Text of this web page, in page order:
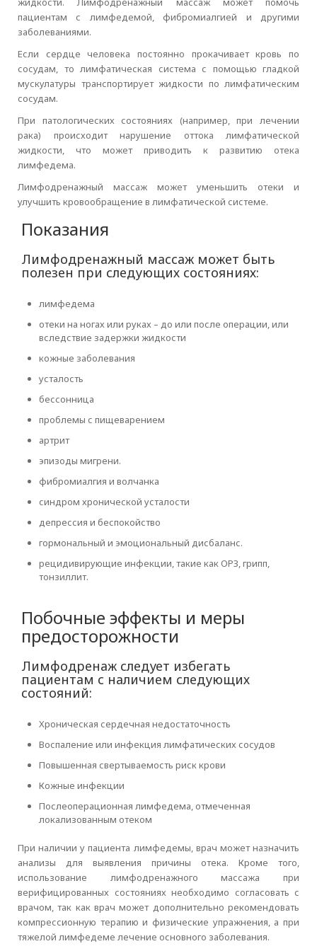
пациентам с лимфедемой, фибромиалгией и другими
заболеваниями.
Если сердце человека постоянно прокачивает кровь по
сосудам, то лимфатическая система с помощью гладкой
мускулатуры транспортирует жидкости по лимфатическим
сосудам.
При патологических состояниях (например, при лечении
рака) происходит нарушение оттока лимфатической
жидкости, что может приводить к развитию отека
лимфедема.
Лимфодренажный массаж может уменьшить отеки и
улучшить кровообращение в лимфатической системе.
Показания
Лимфодренажный массаж может быть
полезен при следующих состояниях:
лимфедема
отеки на ногах или руках – до или после операции, или
вследствие задержки жидкости
кожные заболевания
усталость
бессонница
проблемы с пищеварением
артрит
эпизоды мигрени.
фибромиалгия и волчанка
синдром хронической усталости
депрессия и беспокойство
гормональный и эмоциональный дисбаланс.
рецидивирующие инфекции, такие как ОРЗ, грипп,
тонзиллит.
Побочные эффекты и меры
предосторожности
Лимфодренаж следует избегать
пациентам с наличием следующих
состояний:
Хроническая сердечная недостаточность
Воспаление или инфекция лимфатических сосудов
Повышенная свертываемость риск крови
Кожные инфекции
Послеоперационная лимфедема, отмеченная
локализованным отеком
При наличии у пациента лимфедемы, врач может назначить
анализы для выявления причины отека. Кроме того,
использование лимфодренажного массажа при
верифицированных состояниях необходимо согласовать с
врачом, так как врач может дополнительно рекомендовать
компрессионную терапию и физические упражнения, а при
тяжелой лимфедеме лечение основного заболевания.